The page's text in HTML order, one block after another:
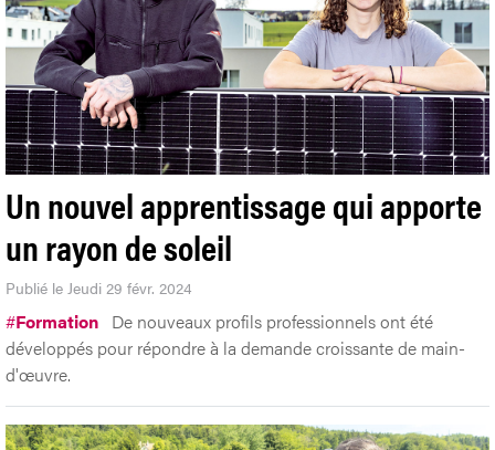
Un nouvel apprentissage qui apporte
un rayon de soleil
Publié le Jeudi 29 févr. 2024
#Formation De nouveaux profils professionnels ont été
développés pour répondre à la demande croissante de main-
d'œuvre.